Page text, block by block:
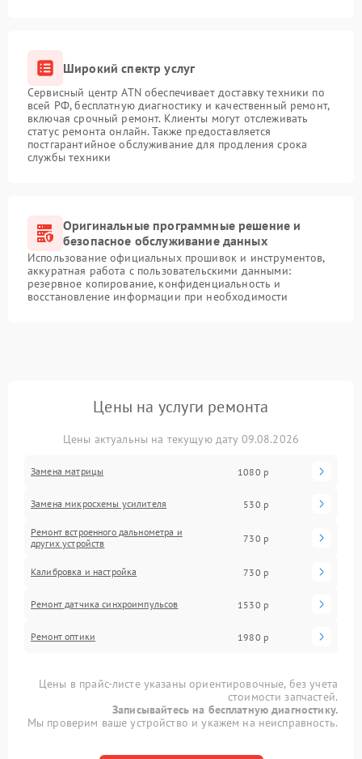
Широкий спектр услуг
Сервисный центр ATN обеспечивает доставку техники по
всей РФ, бесплатную диагностику и качественный ремонт,
включая срочный ремонт. Клиенты могут отслеживать
статус ремонта онлайн. Также предоставляется
постгарантийное обслуживание для продления срока
службы техники
Оригинальные программные решение и
безопасное обслуживание данных
Использование официальных прошивок и инструментов,
аккуратная работа с пользовательскими данными:
резервное копирование, конфиденциальность и
восстановление информации при необходимости
Цены на услуги ремонта
Цены актуальны на текущую дату 09.08.2026
Замена матрицы 1080 р
Замена микросхемы усилителя 530 р
Ремонт встроенного дальнометра и
других устройств
730 р
Калибровка и настройка 730 р
Ремонт датчика синхроимпульсов 1530 р
Ремонт оптики 1980 р
Цены в прайс-листе указаны ориентировочные, без учета
стоимости запчастей.
Записывайтесь на бесплатную диагностику.
Мы проверим ваше устройство и укажем на неисправность.